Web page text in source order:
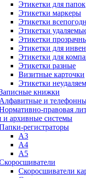
Этикетки для папок
Этикетки маркеры
Этикетки
Этикетки
Этикетки
Этикетки для
Этикетки для
Этикетки разные
Визитные карточки
Этикетки
книжки
Алфавитные и
правовая
и архивные системы
регистраторы
А3
А4
А5
Скоросшиватели